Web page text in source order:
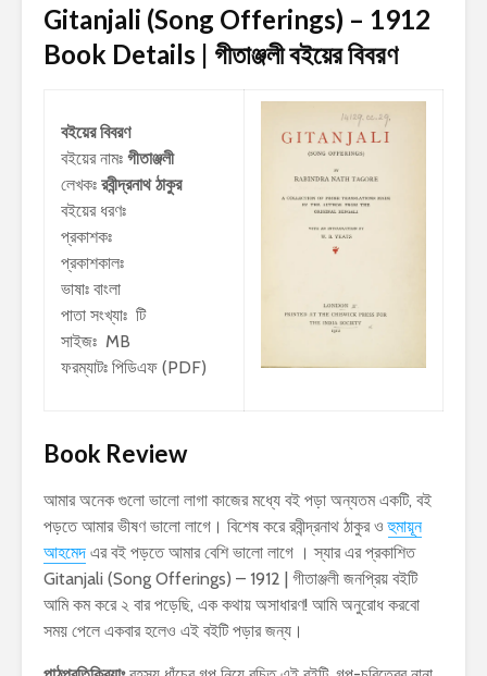
Gitanjali (Song Offerings) – 1912
Book Details | গীতাঞ্জলী বইয়ের বিবরণ
বইয়ের বিবরণ
বইয়ের নামঃ গীতাঞ্জলী
লেখকঃ রবীন্দ্রনাথ ঠাকুর
বইয়ের ধরণঃ
প্রকাশকঃ
প্রকাশকালঃ
ভাষাঃ বাংলা
পাতা সংখ্যাঃ টি
সাইজঃ MB
ফরম্যাটঃ পিডিএফ (PDF)
Book Review
আমার অনেক গুলো ভালো লাগা কাজের মধ্যে বই পড়া অন্যতম একটি, বই
পড়তে আমার ভীষণ ভালো লাগে। বিশেষ করে রবীন্দ্রনাথ ঠাকুর ওহুমায়ূন
আহমেদ এর বই পড়তে আমার বেশি ভালো লাগে । স্যার এর প্রকাশিত
Gitanjali (Song Offerings) – 1912 | গীতাঞ্জলী জনপ্রিয় বইটি
আমি কম করে ২ বার পড়েছি, এক কথায় অসাধারণ! আমি অনুরোধ করবো
সময় পেলে একবার হলেও এই বইটি পড়ার জন্য।